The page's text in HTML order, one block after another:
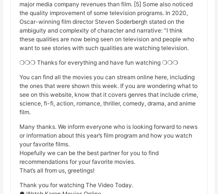
major media company revenues than film. [5] Some also noticed
the quality improvement of some television programs. In 2020,
Oscar-winning film director Steven Soderbergh stated on the
ambiguity and complexity of character and narrative: “I think
these qualities are now being seen on television and people who
want to see stories with such qualities are watching television.
❍❍❍ Thanks for everything and have fun watching ❍❍❍
You can find all the movies you can stream online here, including
the ones that were shown this week. If you are wondering what to
see on this website, know that it covers genres that include crime,
science, fi-fi, action, romance, thriller, comedy, drama, and anime
film.
Many thanks. We inform everyone who is looking forward to news
or information about this year’s film program and how you watch
your favorite films.
Hopefully we can be the best partner for you to find
recommendations for your favorite movies.
That’s all from us, greetings!
Thank you for watching The Video Today.